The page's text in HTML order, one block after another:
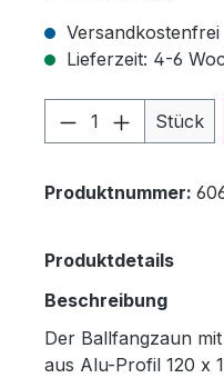
Versandkostenfrei
Lieferzeit: 4-6
Produkt Stück
Produktnummer:
Produktdetails
Beschreibung
Der Ballfangzaun
aus Alu-Profil 120 x